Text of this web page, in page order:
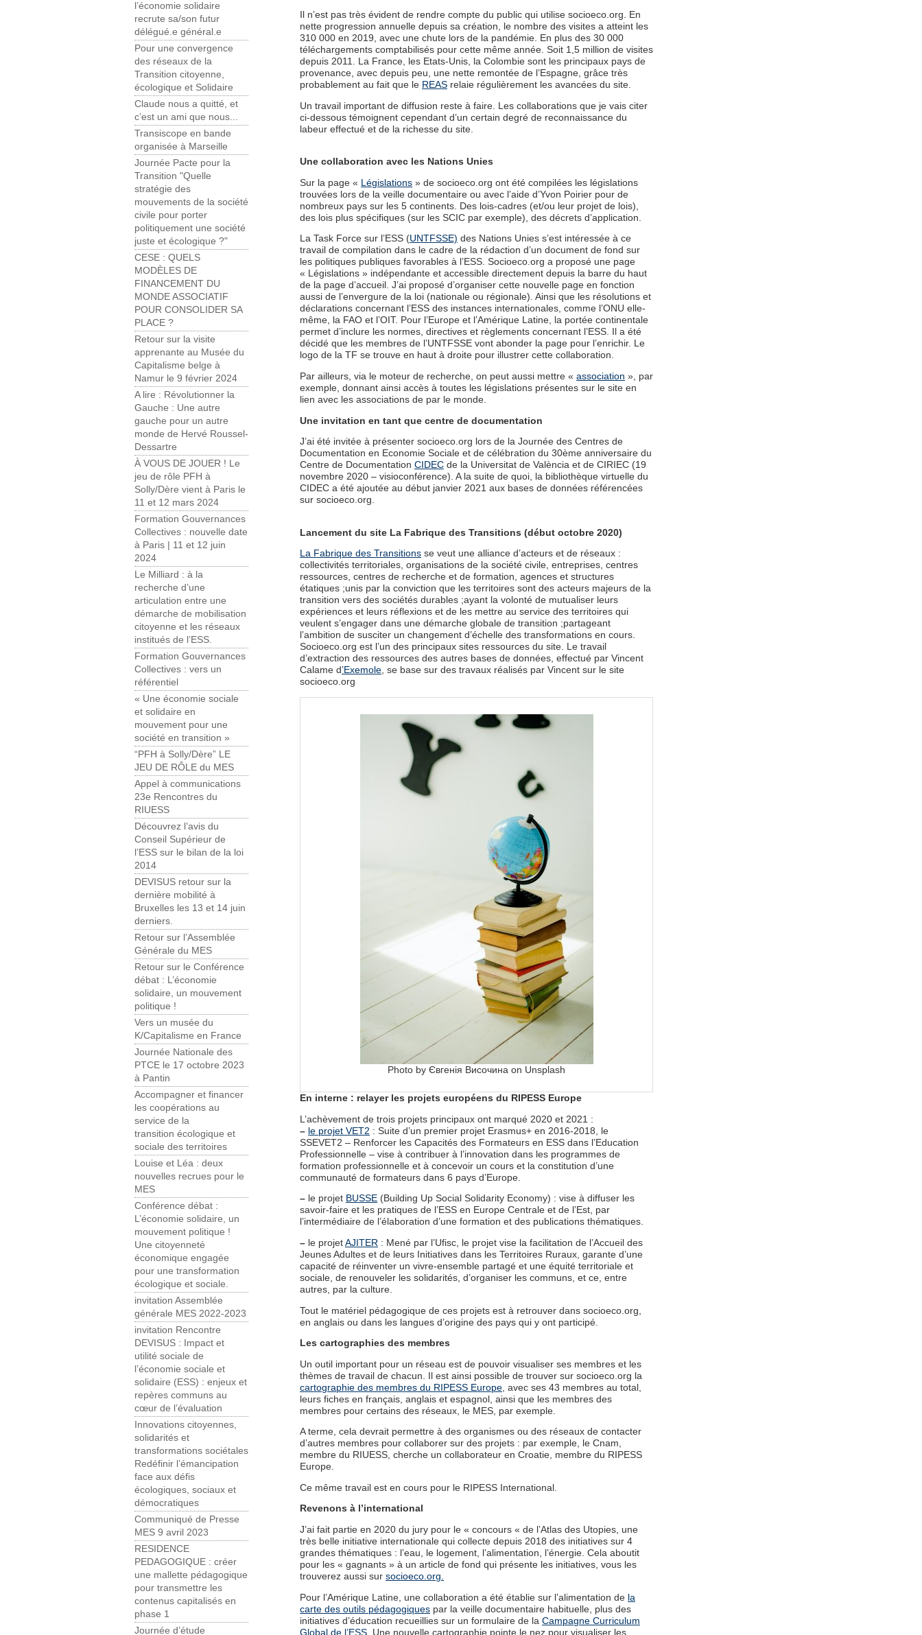
l’économie solidaire
recrute sa/son futur
délégué.e général.e
Pour une convergence
des réseaux de la
Transition citoyenne,
écologique et Solidaire
Claude nous a quitté, et
c’est un ami que nous...
Transiscope en bande
organisée à Marseille
Journée Pacte pour la
Transition "Quelle
stratégie des
mouvements de la société
civile pour porter
politiquement une société
juste et écologique ?"
CESE : QUELS
MODÈLES DE
FINANCEMENT DU
MONDE ASSOCIATIF
POUR CONSOLIDER SA
PLACE ?
Retour sur la visite
apprenante au Musée du
Capitalisme belge à
Namur le 9 février 2024
A lire : Révolutionner la
Gauche : Une autre
gauche pour un autre
monde de Hervé Roussel-
Dessartre
À VOUS DE JOUER ! Le
jeu de rôle PFH à
Solly/Dère vient à Paris le
11 et 12 mars 2024
Formation Gouvernances
Collectives : nouvelle date
à Paris | 11 et 12 juin
2024
Le Milliard : à la
recherche d’une
articulation entre une
démarche de mobilisation
citoyenne et les réseaux
institués de l’ESS.
Formation Gouvernances
Collectives : vers un
référentiel
« Une économie sociale
et solidaire en
mouvement pour une
société en transition »
“PFH à Solly/Dère” LE
JEU DE RÔLE du MES
Appel à communications
23e Rencontres du
RIUESS
Découvrez l’avis du
Conseil Supérieur de
l’ESS sur le bilan de la loi
2014
DEVISUS retour sur la
dernière mobilité à
Bruxelles les 13 et 14 juin
derniers.
Retour sur l’Assemblée
Générale du MES
Retour sur le Conférence
débat : L’économie
solidaire, un mouvement
politique !
Vers un musée du
K/Capitalisme en France
Journée Nationale des
PTCE le 17 octobre 2023
à Pantin
Accompagner et financer
les coopérations au
service de la
transition écologique et
sociale des territoires
Louise et Léa : deux
nouvelles recrues pour le
MES
Conférence débat :
L’économie solidaire, un
mouvement politique !
Une citoyenneté
économique engagée
pour une transformation
écologique et sociale.
invitation Assemblée
générale MES 2022-2023
invitation Rencontre
DEVISUS : Impact et
utilité sociale de
l’économie sociale et
solidaire (ESS) : enjeux et
repères communs au
cœur de l’évaluation
Innovations citoyennes,
solidarités et
transformations sociétales
Redéfinir l’émancipation
face aux défis
écologiques, sociaux et
démocratiques
Communiqué de Presse
MES 9 avril 2023
RESIDENCE
PEDAGOGIQUE : créer
une mallette pédagogique
pour transmettre les
contenus capitalisés en
phase 1
Journée d’étude
Il n’est pas très évident de rendre compte du public qui utilise socioeco.org. En
nette progression annuelle depuis sa création, le nombre des visites a atteint les
310 000 en 2019, avec une chute lors de la pandémie. En plus des 30 000
téléchargements comptabilisés pour cette même année. Soit 1,5 million de visites
depuis 2011. La France, les Etats-Unis, la Colombie sont les principaux pays de
provenance, avec depuis peu, une nette remontée de l’Espagne, grâce très
probablement au fait que le REAS relaie régulièrement les avancées du site.
Un travail important de diffusion reste à faire. Les collaborations que je vais citer
ci-dessous témoignent cependant d’un certain degré de reconnaissance du
labeur effectué et de la richesse du site.
Une collaboration avec les Nations Unies
Sur la page « Législations » de socioeco.org ont été compilées les législations
trouvées lors de la veille documentaire ou avec l’aide d’Yvon Poirier pour de
nombreux pays sur les 5 continents. Des lois-cadres (et/ou leur projet de lois),
des lois plus spécifiques (sur les SCIC par exemple), des décrets d’application.
La Task Force sur l’ESS (UNTFSSE) des Nations Unies s’est intéressée à ce
travail de compilation dans le cadre de la rédaction d’un document de fond sur
les politiques publiques favorables à l’ESS. Socioeco.org a proposé une page
« Législations » indépendante et accessible directement depuis la barre du haut
de la page d’accueil. J’ai proposé d’organiser cette nouvelle page en fonction
aussi de l’envergure de la loi (nationale ou régionale). Ainsi que les résolutions et
déclarations concernant l’ESS des instances internationales, comme l’ONU elle-
même, la FAO et l’OIT. Pour l’Europe et l’Amérique Latine, la portée continentale
permet d’inclure les normes, directives et règlements concernant l’ESS. Il a été
décidé que les membres de l’UNTFSSE vont abonder la page pour l’enrichir. Le
logo de la TF se trouve en haut à droite pour illustrer cette collaboration.
Par ailleurs, via le moteur de recherche, on peut aussi mettre « association », par
exemple, donnant ainsi accès à toutes les législations présentes sur le site en
lien avec les associations de par le monde.
Une invitation en tant que centre de documentation
J’ai été invitée à présenter socioeco.org lors de la Journée des Centres de
Documentation en Economie Sociale et de célébration du 30ème anniversaire du
Centre de Documentation CIDEC de la Universitat de València et de CIRIEC (19
novembre 2020 – visioconférence). A la suite de quoi, la bibliothèque virtuelle du
CIDEC a été ajoutée au début janvier 2021 aux bases de données référencées
sur socioeco.org.
Lancement du site La Fabrique des Transitions (début octobre 2020)
La Fabrique des Transitions se veut une alliance d’acteurs et de réseaux :
collectivités territoriales, organisations de la société civile, entreprises, centres
ressources, centres de recherche et de formation, agences et structures
étatiques ;unis par la conviction que les territoires sont des acteurs majeurs de la
transition vers des sociétés durables ;ayant la volonté de mutualiser leurs
expériences et leurs réflexions et de les mettre au service des territoires qui
veulent s’engager dans une démarche globale de transition ;partageant
l’ambition de susciter un changement d’échelle des transformations en cours.
Socioeco.org est l’un des principaux sites ressources du site. Le travail
d’extraction des ressources des autres bases de données, effectué par Vincent
Calame d’Exemole, se base sur des travaux réalisés par Vincent sur le site
socioeco.org
Photo by Євгенія Височина on Unsplash
En interne : relayer les projets européens du RIPESS Europe
L’achèvement de trois projets principaux ont marqué 2020 et 2021 :
– le projet VET2 : Suite d’un premier projet Erasmus+ en 2016-2018, le
SSEVET2 – Renforcer les Capacités des Formateurs en ESS dans l’Education
Professionnelle – vise à contribuer à l’innovation dans les programmes de
formation professionnelle et à concevoir un cours et la constitution d’une
communauté de formateurs dans 6 pays d’Europe.
– le projet BUSSE (Building Up Social Solidarity Economy) : vise à diffuser les
savoir-faire et les pratiques de l’ESS en Europe Centrale et de l’Est, par
l’intermédiaire de l’élaboration d’une formation et des publications thématiques.
– le projet AJITER : Mené par l’Ufisc, le projet vise la facilitation de l’Accueil des
Jeunes Adultes et de leurs Initiatives dans les Territoires Ruraux, garante d’une
capacité de réinventer un vivre-ensemble partagé et une équité territoriale et
sociale, de renouveler les solidarités, d’organiser les communs, et ce, entre
autres, par la culture.
Tout le matériel pédagogique de ces projets est à retrouver dans socioeco.org,
en anglais ou dans les langues d’origine des pays qui y ont participé.
Les cartographies des membres
Un outil important pour un réseau est de pouvoir visualiser ses membres et les
thèmes de travail de chacun. Il est ainsi possible de trouver sur socioeco.org la
cartographie des membres du RIPESS Europe , avec ses 43 membres au total,
leurs fiches en français, anglais et espagnol, ainsi que les membres des
membres pour certains des réseaux, le MES, par exemple.
A terme, cela devrait permettre à des organismes ou des réseaux de contacter
d’autres membres pour collaborer sur des projets : par exemple, le Cnam,
membre du RIUESS, cherche un collaborateur en Croatie, membre du RIPESS
Europe.
Ce même travail est en cours pour le RIPESS International.
Revenons à l’international
J’ai fait partie en 2020 du jury pour le « concours « de l’Atlas des Utopies, une
très belle initiative internationale qui collecte depuis 2018 des initiatives sur 4
grandes thématiques : l’eau, le logement, l’alimentation, l’énergie. Cela aboutit
pour les « gagnants » à un article de fond qui présente les initiatives, vous les
trouverez aussi sur socioeco.org.
Pour l’Amérique Latine, une collaboration a été établie sur l’alimentation de la
carte des outils pédagogiques par la veille documentaire habituelle, plus des
initiatives d’éducation recueillies sur un formulaire de la Campagne Curriculum
Global de l’ESS . Une nouvelle cartographie pointe le nez pour visualiser les